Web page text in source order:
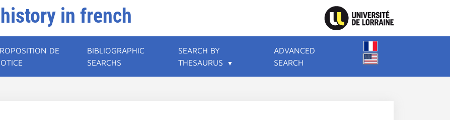
in french
DE
BIBLIOGRAPHIC
SEARCHS
SEARCH BY
THESAURUS
ADVANCED
SEARCH